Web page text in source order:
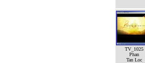
TV_1025
Phan
Tan Loc